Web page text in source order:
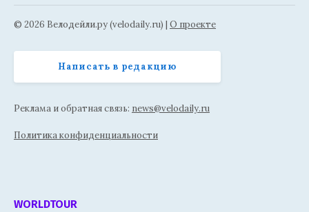
© 2026 Велодейли.ру (velodaily.ru) | О проекте
Написать в редакцию
Реклама и обратная связь: news@velodaily.ru
Политика конфиденциальности
WORLDTOUR